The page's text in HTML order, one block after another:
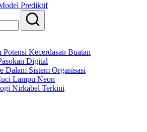
Prediktif
Kecerdasan Buatan
Digital
Dalam Sistem Organisasi
Lampu Neon
Nirkabel Terkini